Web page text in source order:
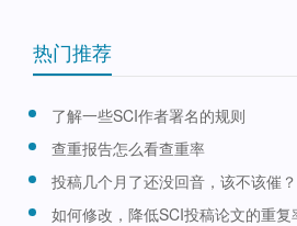
热门推荐
了解一些SCI作者署名的规则
查重报告怎么看查重率
投稿几个月了还没回音，该不该催？
如何修改，降低SCI投稿论文的重复